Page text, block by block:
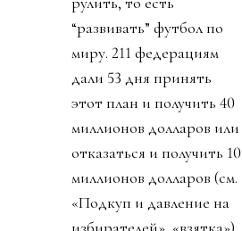
“развивать” футбол по
миру. 211 федерациям
дали 53 дня принять
этот план и получить 40
миллионов долларов или
отказаться и получить 10
миллионов долларов (см.
«Подкуп и давление на